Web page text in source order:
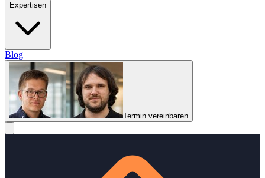
Expertisen
Blog
Termin vereinbaren